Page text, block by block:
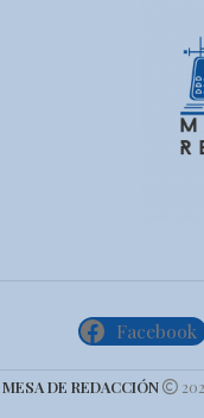
Facebook
MESA DE REDACCIÓN